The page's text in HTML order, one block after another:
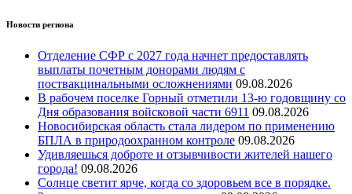
Новости региона
Отделение СФР с 2027 года начнет предоставлять
выплаты почетным донорами людям с
поствакцинальными осложнениями 09.08.2026
В рабочем поселке Горный отметили 13-ю годовщину со
Дня образования войсковой части 6911 09.08.2026
Новосибирская область стала лидером по применению
БПЛА в природоохранном контроле 09.08.2026
Удивляешься доброте и отзывчивости жителей нашего
города! 09.08.2026
Солнце светит ярче, когда со здоровьем все в порядке.